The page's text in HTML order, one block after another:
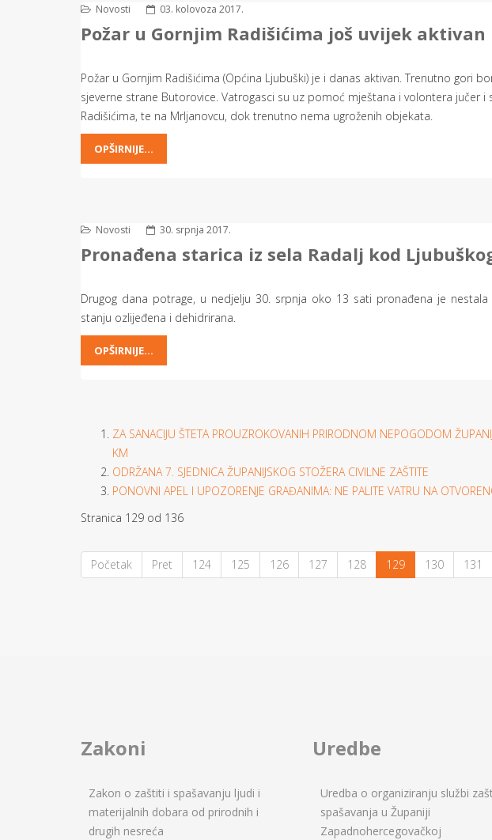
Novosti 03. kolovoza 2017.
Požar u Gornjim Radišićima još uvijek aktivan
Požar u Gornjim Radišićima (Općina Ljubuški) je i danas aktivan. Trenutno gori
sjeverne strane Butorovice. Vatrogasci su uz pomoć mještana i volontera jučer
Radišićima, te na Mrljanovcu, dok trenutno nema ugroženih objekata.
OPŠIRNIJE...
Novosti 30. srpnja 2017.
Pronađena starica iz sela Radalj kod
Drugog dana potrage, u nedjelju 30. srpnja oko 13 sati pronađena je
stanju ozlijeđena i dehidrirana.
OPŠIRNIJE...
ZA SANACIJU ŠTETA PROUZROKOVANIH PRIRODNOM NEPOGODOM
KM
ODRŽANA 7. SJEDNICA ŽUPANIJSKOG STOŽERA CIVILNE ZAŠTITE
PONOVNI APEL I UPOZORENJE GRAĐANIMA: NE PALITE VATRU NA
Stranica 129 od 136
Početak Pret 124 125 126 127 128 129 130 131
Zakoni
Zakon o zaštiti i spašavanju ljudi i
materijalnih dobara od prirodnih i
drugih nesreća
Uredbe
Uredba o organiziranju službi
spašavanja u Županiji
Zapadnohercegovačkoj